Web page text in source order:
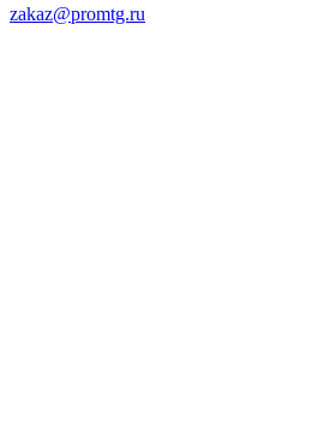
zakaz@promtg.ru